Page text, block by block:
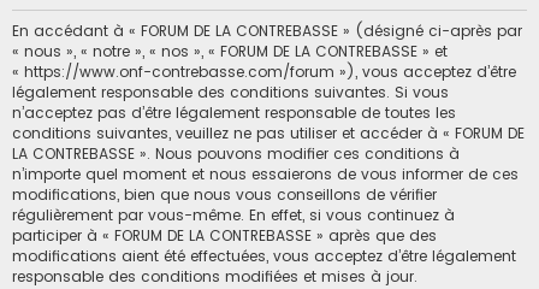
c
r
En accédant à « FORUM DE LA CONTREBASSE » (désigné ci-après par
« nous », « notre », « nos », « FORUM DE LA CONTREBASSE » et
« https://www.onf-contrebasse.com/forum »), vous acceptez d’être
légalement responsable des conditions suivantes. Si vous
n’acceptez pas d’être légalement responsable de toutes les
conditions suivantes, veuillez ne pas utiliser et accéder à « FORUM DE
LA CONTREBASSE ». Nous pouvons modifier ces conditions à
n’importe quel moment et nous essaierons de vous informer de ces
modifications, bien que nous vous conseillons de vérifier
régulièrement par vous-même. En effet, si vous continuez à
participer à « FORUM DE LA CONTREBASSE » après que des
modifications aient été effectuées, vous acceptez d’être légalement
responsable des conditions modifiées et mises à jour.